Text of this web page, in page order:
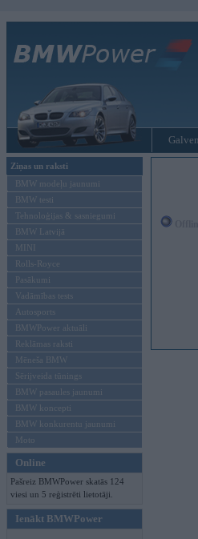
Ziņas un raksti
BMW modeļu jaunumi
BMW testi
Tehnoloģijas & sasniegumi
BMW Latvijā
MINI
Rolls-Royce
Pasākumi
Vadāmības tests
Autosports
BMWPower aktuāli
Reklāmas raksti
Mēneša BMW
Sērijveida tūnings
BMW pasaules jaunumi
BMW koncepti
BMW konkurentu jaunumi
Moto
Online
Pašreiz BMWPower skatās 124
viesi un 5 reģistrēti lietotāji.
Ienākt BMWPower